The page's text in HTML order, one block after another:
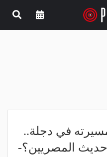
في دجلة..
المصريين؟-